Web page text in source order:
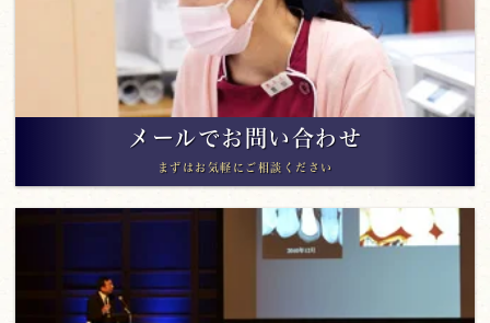
メールでお問い合わせ
まずはお気軽にご相談ください